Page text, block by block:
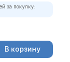
за покупку:
В корзину